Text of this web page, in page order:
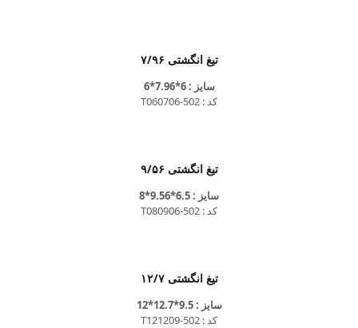
تیغ انگشتی ۷/۹۶
سایز : 6*7.96*6
کد : T060706-502
تیغ انگشتی ۹/۵۶
سایز : 6.5*9.56*8
کد : T080906-502
تیغ انگشتی ۱۲/۷
سایز : 9.5*12.7*12
کد : T121209-502